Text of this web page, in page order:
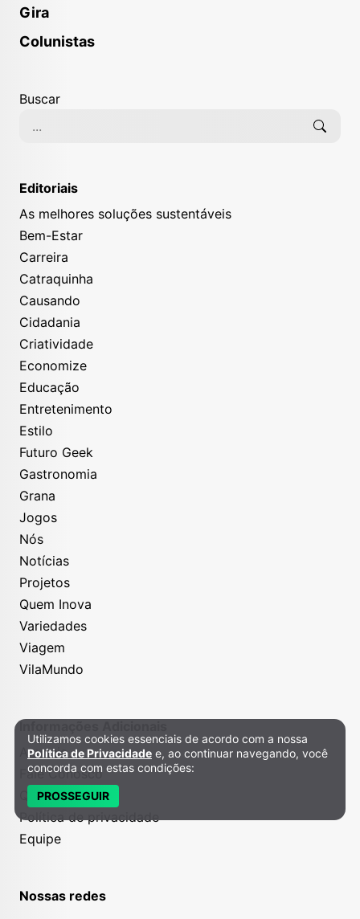
Gira
Colunistas
Buscar
Editoriais
As melhores soluções sustentáveis
Bem-Estar
Carreira
Catraquinha
Causando
Cidadania
Criatividade
Economize
Educação
Entretenimento
Estilo
Futuro Geek
Gastronomia
Grana
Jogos
Nós
Notícias
Projetos
Quem Inova
Variedades
Viagem
VilaMundo
Informações Adicionais
Anuncie
Fale Conosco
Quem somos
Política de privacidade
Equipe
Nossas redes
Política de Privacidade e Cookies
Utilizamos cookies essenciais de acordo com a nossa
Política de Privacidade e, ao continuar navegando, você
concorda com estas condições:
PROSSEGUIR